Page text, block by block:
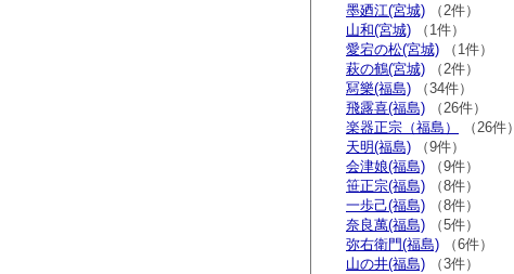
墨廼江(宮城) （2件）
山和(宮城) （1件）
愛宕の松(宮城) （1件）
萩の鶴(宮城) （2件）
冩樂(福島) （34件）
飛露喜(福島) （26件）
楽器正宗（福島）
（26件）
天明(福島) （9件）
会津娘(福島) （9件）
笹正宗(福島) （8件）
一歩己(福島) （8件）
奈良萬(福島) （5件）
弥右衛門(福島) （6件）
山の井(福島) （3件）